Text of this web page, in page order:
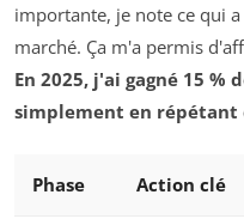
importante, je note ce qui
marché. Ça m'a permis
En 2025, j'ai gagné 15 %
simplement en répétant
Phase Action clé